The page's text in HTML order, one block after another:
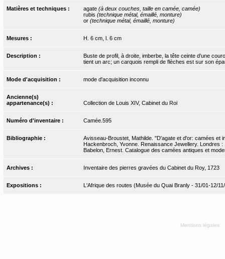
Matières et techniques : agate (à deux couches, taille en camée, camée)
rubis (technique métal, émaillé, monture)
or (technique métal, émaillé, monture)
Mesures : H. 6 cm, l. 6 cm
Description :
Buste de profil, à droite, imberbe, la tête ceinte d’une
tient un arc; un carquois rempli de flèches est sur son
Mode d'acquisition : mode d'acquisition inconnu
Ancienne(s)
appartenance(s) :
Collection de Louis XIV, Cabinet du Roi
Numéro d'inventaire : Camée.595
Bibliographie :
Avisseau-Broustet, Mathilde. "D'agate et d'or: camées et
Hackenbroch, Yvonne. Renaissance Jewellery. Londres :
Babelon, Ernest. Catalogue des camées antiques et
Archives : Inventaire des pierres gravées du Cabinet du Roy, 1723
Expositions : L'Afrique des routes (Musée du Quai Branly - 31/01-12/
Mentions légales